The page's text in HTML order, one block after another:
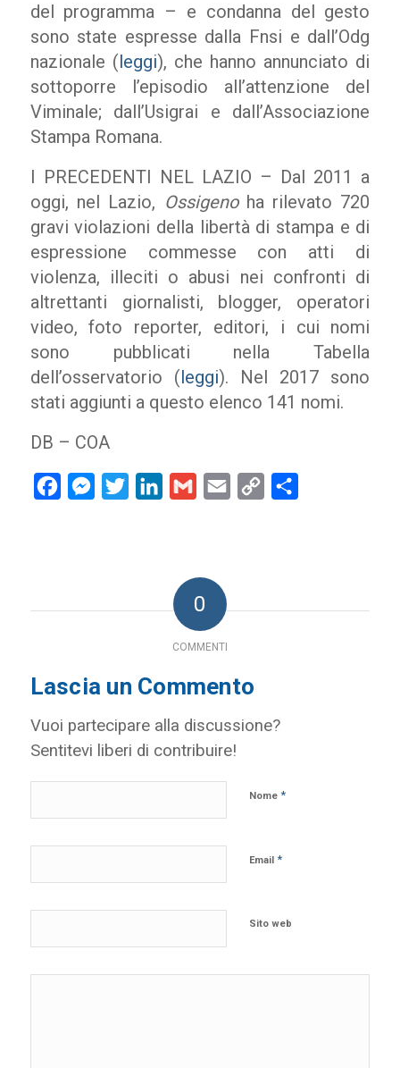
del programma – e condanna del gesto
sono state espresse dalla Fnsi e dall’Odg
nazionale (leggi), che hanno annunciato di
sottoporre l’episodio all’attenzione del
Viminale; dall’Usigrai e dall’Associazione
Stampa Romana.
I PRECEDENTI NEL LAZIO – Dal 2011 a
oggi, nel Lazio, Ossigenoha rilevato 720
gravi violazioni della libertà di stampa e di
espressione commesse con atti di
violenza, illeciti o abusi nei confronti di
altrettanti giornalisti, blogger, operatori
video, foto reporter, editori, i cui nomi
sono pubblicati nella Tabella
dell’osservatorio (leggi). Nel 2017 sono
stati aggiunti a questo elenco 141 nomi.
DB – COA
FacebookMessenger
Twitter LinkedInGmail Email
Copy
0
COMMENTI
Lascia un Commento
Vuoi partecipare alla discussione?
Sentitevi liberi di contribuire!
Nome *
Email *
Sito web